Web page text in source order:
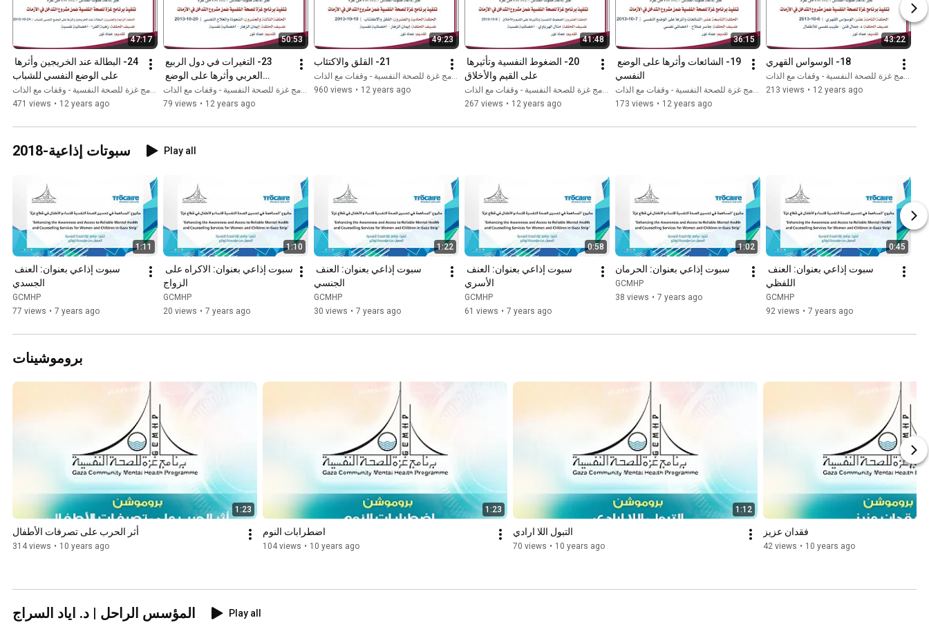
47:17
على الوضع النفسي للشباب
برنامج غزة للصحة النفسية - وقفات مع الذات
471 views • 12 years ago
50:53
النفسي
برنامج غزة للصحة النفسية - وقفات مع الذات
79 views • 12 years ago
49:23
21- القلق والاكتئاب
برنامج غزة للصحة النفسية - وقفات مع الذات
960 views • 12 years ago
41:48
على القيم والأخلاق
برنامج غزة للصحة النفسية - وقفات مع الذات
267 views • 12 years ago
36:15
النفسي
برنامج غزة للصحة النفسية - وقفات مع الذات
173 views • 12 years ago
43:22
18- الوسواس القهري
برنامج غزة للصحة النفسية - وقفات مع الذات
213 views • 12 years ago
سبوتات إذاعية-2018 Play all
1:11
الجسدي
GCMHP
77 views • 7 years ago
1:10
الزواج
GCMHP
20 views • 7 years ago
1:22
الجنسي
GCMHP
30 views • 7 years ago
0:58
الأسري
GCMHP
61 views • 7 years ago
1:02
سبوت إذاعي بعنوان: الحرمان
GCMHP
38 views • 7 years ago
0:45
اللفظي
GCMHP
92 views • 7 years ago
بروموشينات
1:23
أثر الحرب على تصرفات الأطفال
314 views • 10 years ago
1:23
اضطرابات النوم
104 views • 10 years ago
1:12
التبول اللا ارادي
70 views • 10 years ago
فقدان عزيز
42 views • 10 years ago
المؤسس الراحل | د. اياد السراج Play all